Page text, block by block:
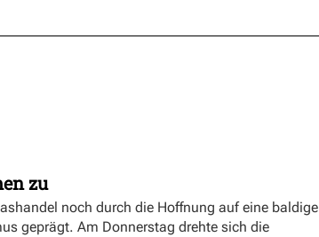
zu
noch durch die Hoffnung auf eine baldige
geprägt. Am Donnerstag drehte sich die